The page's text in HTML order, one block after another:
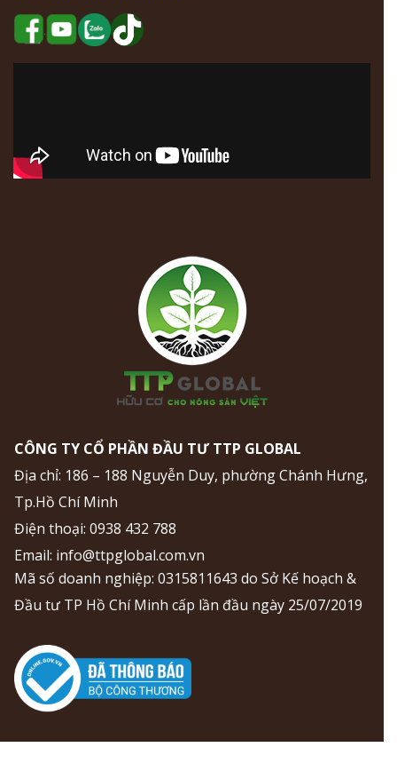
CÔNG TY CỔ PHẦN ĐẦU TƯ TTP GLOBAL
Địa chỉ: 186 – 188 Nguyễn Duy, phường Chánh Hưng,
Tp.Hồ Chí Minh
Điện thoại: 0938 432 788
Email: info@ttpglobal.com.vn
Mã số doanh nghiệp: 0315811643 do Sở Kế hoạch &
Đầu tư TP Hồ Chí Minh cấp lần đầu ngày 25/07/2019